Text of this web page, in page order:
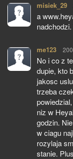
misiek_29
a
me123
No i co z
dupie, kto
jakosc
trzeba
niz w
godzin.
w ciagu
rozylaja
stanie.